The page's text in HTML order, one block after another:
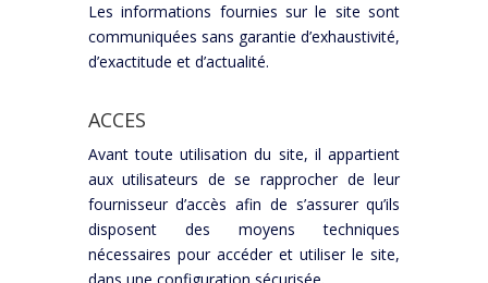
Les informations fournies sur le site sont
communiquées sans garantie d’exhaustivité,
d’exactitude et d’actualité.
ACCES
Avant toute utilisation du site, il appartient
aux utilisateurs de se rapprocher de leur
fournisseur d’accès afin de s’assurer qu’ils
disposent des moyens techniques
nécessaires pour accéder et utiliser le site,